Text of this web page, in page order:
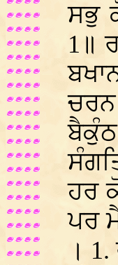
ਸਭੁ
1॥
ਹਰ
ਪਰ
।